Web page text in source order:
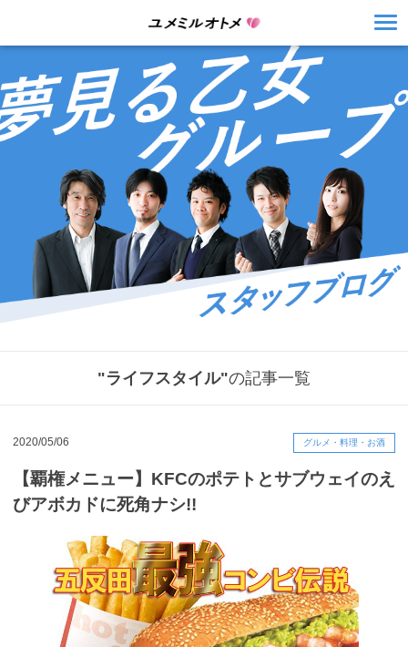
"ライフスタイル"の記事一覧
2020/05/06 グルメ・料理・お酒
【覇権メニュー】KFCのポテトとサブウェイのえ
びアボカドに死角ナシ!!